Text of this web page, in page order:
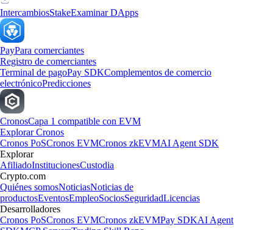
IntercambiosStakeExaminar DApps
PayPara comerciantes
Registro de comerciantes
Terminal de pagoPay SDKComplementos de comercio
electrónicoPredicciones
CronosCapa 1 compatible con EVM
Explorar Cronos
Cronos PoSCronos EVMCronos zkEVMAI Agent SDK
Explorar
AfiliadoInstitucionesCustodia
Crypto.com
Quiénes somosNoticiasNoticias de
productosEventosEmpleoSociosSeguridadLicencias
Desarrolladores
Cronos PoSCronos EVMCronos zkEVMPay SDKAI Agent